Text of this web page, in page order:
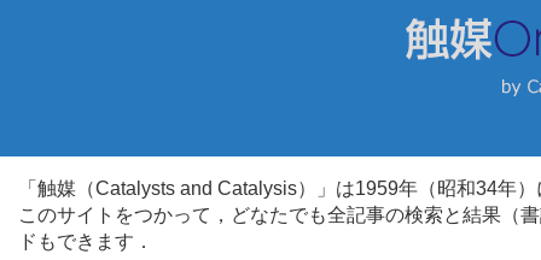
「触媒（Catalysts and Catalysis）」は1959年（昭和34年
このサイトをつかって，どなたでも全記事の検索と結果（
ドもできます．